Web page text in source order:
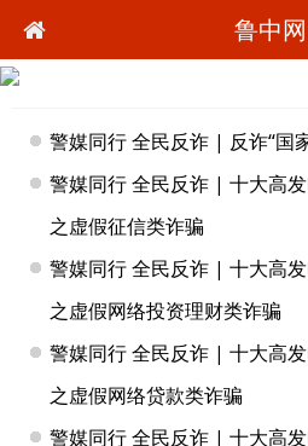
鲁中网
警媒同行 全民反诈 | 反诈“国
警媒同行 全民反诈 | 十大高
之虚假征信类诈骗
警媒同行 全民反诈 | 十大高
之虚假网络投资理财类诈骗
警媒同行 全民反诈 | 十大高
之虚假网络贷款类诈骗
警媒同行 全民反诈 | 十大高